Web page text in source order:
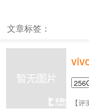
文章标签：
【